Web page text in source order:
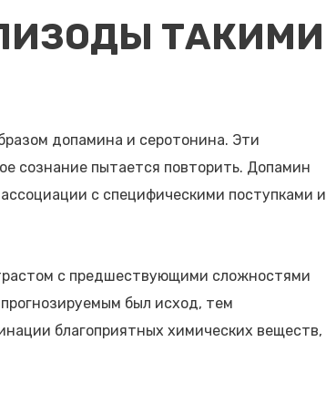
ТАКИМИ
допамина и серотонина. Эти
сознание пытается повторить. Допамин
с специфическими поступками и
с предшествующими сложностями
был исход, тем
благоприятных химических веществ,